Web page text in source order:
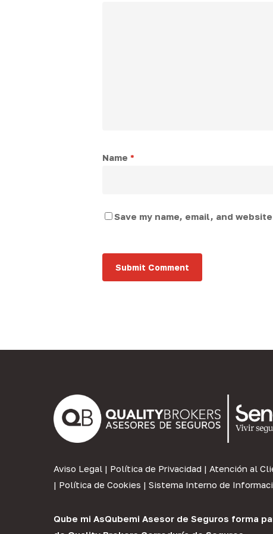
Name *
Save my name, email, and
Aviso Legal | Política de Privacidad | Atención al
| Política de Cookies | Sistema Interno de
Qube mi AsQubemi Asesor de Seguros forma